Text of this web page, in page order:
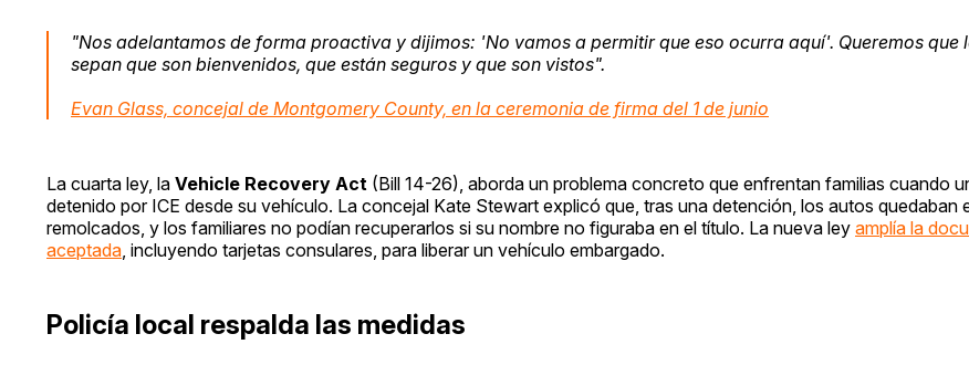
"Nos adelantamos de forma proactiva y dijimos: 'No vamos a permitir que eso ocurra aquí'. Queremos que
sepan que son bienvenidos, que están seguros y que son vistos".
Evan Glass, concejal de Montgomery County, en la ceremonia de firma del 1 de junio
La cuarta ley, la Vehicle Recovery Act (Bill 14-26), aborda un problema concreto que enfrentan familias cuando
detenido por ICE desde su vehículo. La concejal Kate Stewart explicó que, tras una detención, los autos quedaban
remolcados, y los familiares no podían recuperarlos si su nombre no figuraba en el título. La nueva ley amplía la
aceptada , incluyendo tarjetas consulares, para liberar un vehículo embargado.
Policía local respalda las medidas